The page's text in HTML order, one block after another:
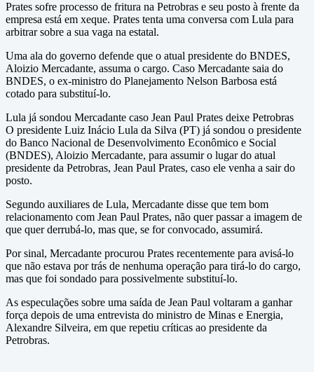
Prates sofre processo de fritura na Petrobras e seu posto à frente da
empresa está em xeque. Prates tenta uma conversa com Lula para
arbitrar sobre a sua vaga na estatal.
Uma ala do governo defende que o atual presidente do BNDES,
Aloizio Mercadante, assuma o cargo. Caso Mercadante saia do
BNDES, o ex-ministro do Planejamento Nelson Barbosa está
cotado para substituí-lo.
Lula já sondou Mercadante caso Jean Paul Prates deixe Petrobras
O presidente Luiz Inácio Lula da Silva (PT) já sondou o presidente
do Banco Nacional de Desenvolvimento Econômico e Social
(BNDES), Aloizio Mercadante, para assumir o lugar do atual
presidente da Petrobras, Jean Paul Prates, caso ele venha a sair do
posto.
Segundo auxiliares de Lula, Mercadante disse que tem bom
relacionamento com Jean Paul Prates, não quer passar a imagem de
que quer derrubá-lo, mas que, se for convocado, assumirá.
Por sinal, Mercadante procurou Prates recentemente para avisá-lo
que não estava por trás de nenhuma operação para tirá-lo do cargo,
mas que foi sondado para possivelmente substituí-lo.
As especulações sobre uma saída de Jean Paul voltaram a ganhar
força depois de uma entrevista do ministro de Minas e Energia,
Alexandre Silveira, em que repetiu críticas ao presidente da
Petrobras.